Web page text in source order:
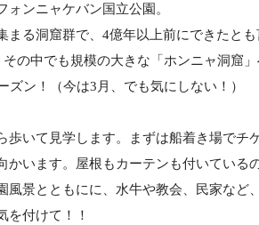
ンニャケバン国立公園。
る洞窟群で、4億年以上前にできたとも
の中でも規模の大きな「ホンニャ洞窟」
ン！（今は3月、でも気にしない！）
いて見学します。まずは船着き場でチ
います。屋根もカーテンも付いている
風景とともにに、水牛や教会、民家な
を付けて！！